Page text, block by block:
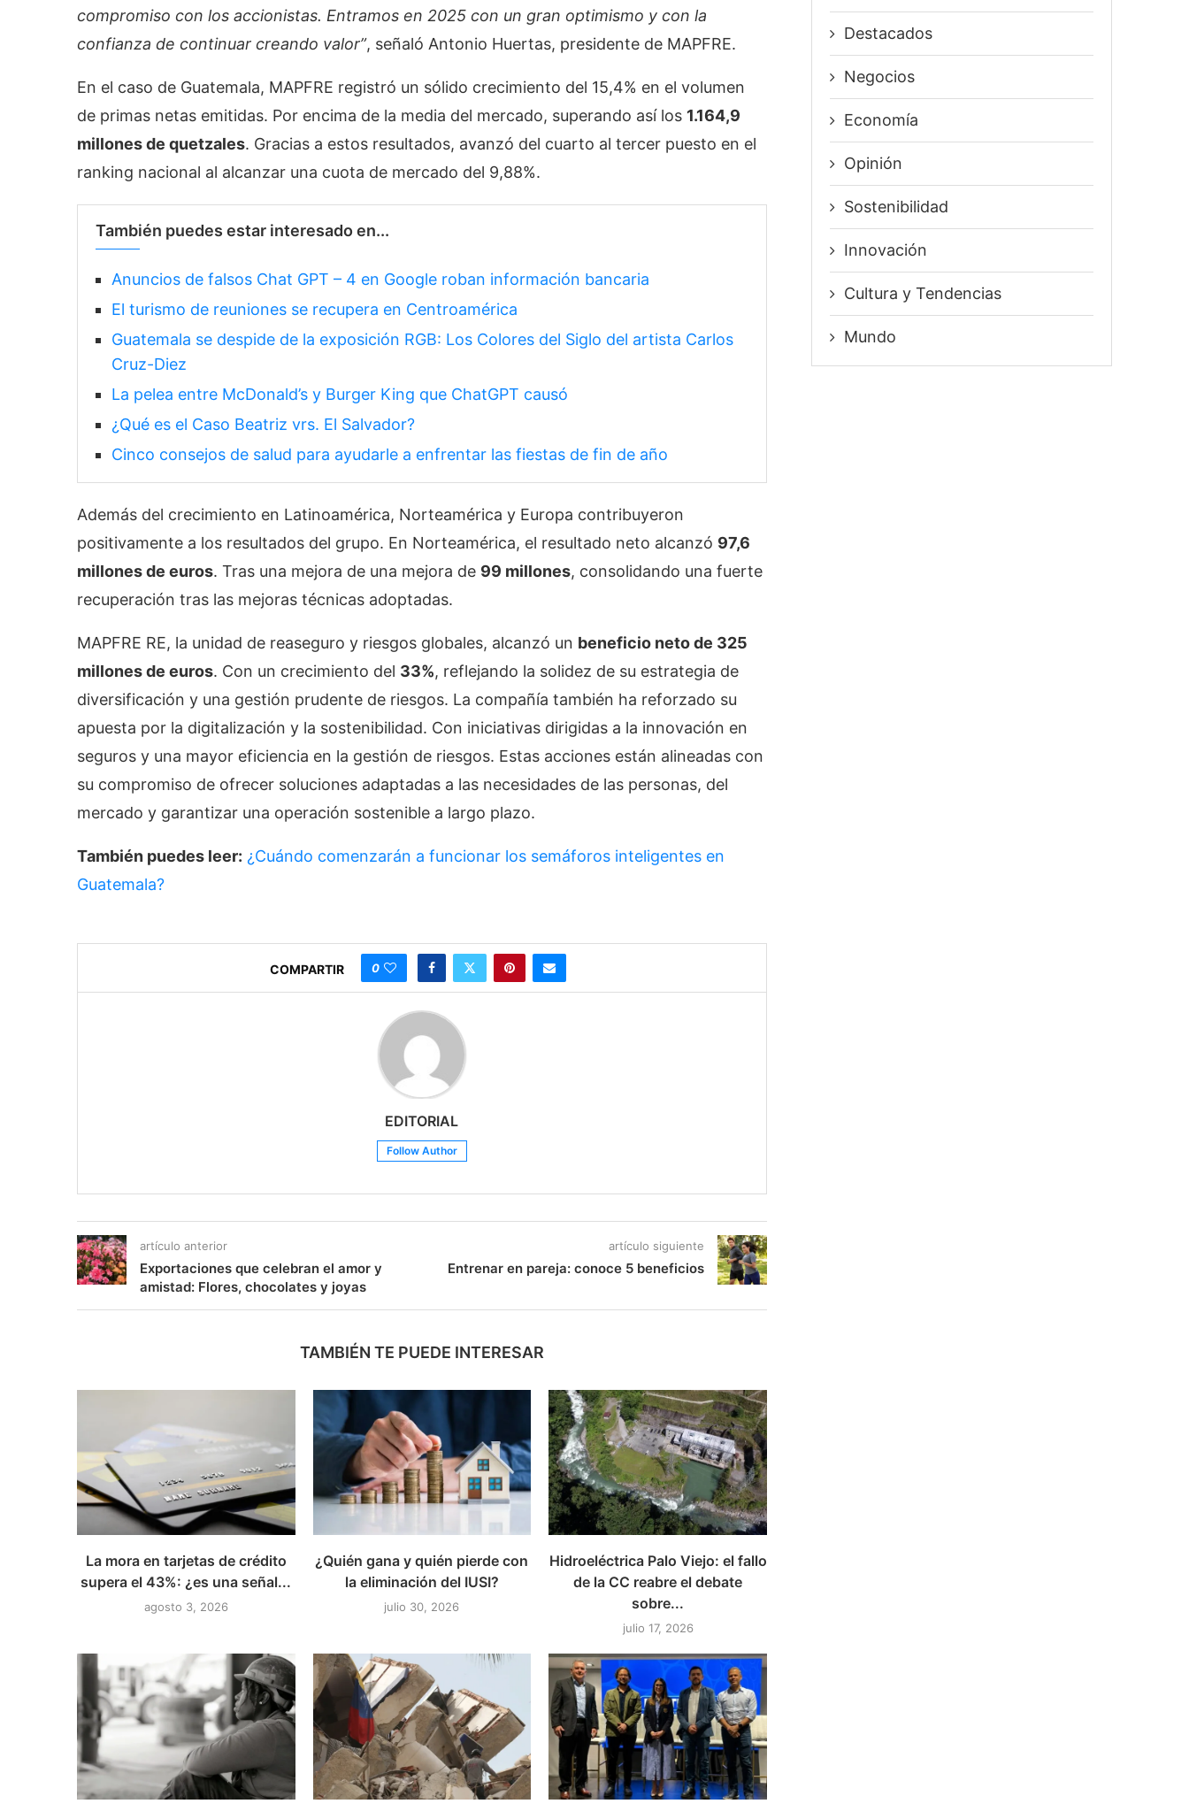
compromiso con los accionistas. Entramos en 2025 con un gran optimismo y con la
confianza de continuar creando valor”, señaló Antonio Huertas, presidente de MAPFRE.
En el caso de Guatemala, MAPFRE registró un sólido crecimiento del 15,4% en el volumen
de primas netas emitidas. Por encima de la media del mercado, superando así los 1.164,9
millones de quetzales. Gracias a estos resultados, avanzó del cuarto al tercer puesto en el
ranking nacional al alcanzar una cuota de mercado del 9,88%.
También puedes estar interesado en...
Anuncios de falsos Chat GPT – 4 en Google roban información bancaria
El turismo de reuniones se recupera en Centroamérica
Guatemala se despide de la exposición RGB: Los Colores del Siglo del artista Carlos
Cruz-Diez
La pelea entre McDonald’s y Burger King que ChatGPT causó
¿Qué es el Caso Beatriz vrs. El Salvador?
Cinco consejos de salud para ayudarle a enfrentar las fiestas de fin de año
Además del crecimiento en Latinoamérica, Norteamérica y Europa contribuyeron
positivamente a los resultados del grupo. En Norteamérica, el resultado neto alcanzó 97,6
millones de euros. Tras una mejora de una mejora de 99 millones, consolidando una fuerte
recuperación tras las mejoras técnicas adoptadas.
MAPFRE RE, la unidad de reaseguro y riesgos globales, alcanzó un beneficio neto de 325
millones de euros. Con un crecimiento del 33%, reflejando la solidez de su estrategia de
diversificación y una gestión prudente de riesgos. La compañía también ha reforzado su
apuesta por la digitalización y la sostenibilidad. Con iniciativas dirigidas a la innovación en
seguros y una mayor eficiencia en la gestión de riesgos. Estas acciones están alineadas con
su compromiso de ofrecer soluciones adaptadas a las necesidades de las personas, del
mercado y garantizar una operación sostenible a largo plazo.
También puedes leer: ¿Cuándo comenzarán a funcionar los semáforos inteligentes en
Guatemala?
COMPARTIR 0
EDITORIAL
Follow Author
artículo anterior
Exportaciones que celebran el amor y
amistad: Flores, chocolates y joyas
artículo siguiente
Entrenar en pareja: conoce 5 beneficios
TAMBIÉN TE PUEDE INTERESAR
La mora en tarjetas de crédito
supera el 43%: ¿es una señal...
agosto 3, 2026
¿Quién gana y quién pierde con
la eliminación del IUSI?
julio 30, 2026
Hidroeléctrica Palo Viejo: el fallo
de la CC reabre el debate
sobre...
julio 17, 2026
Destacados
Negocios
Economía
Opinión
Sostenibilidad
Innovación
⁠Cultura y Tendencias
Mundo